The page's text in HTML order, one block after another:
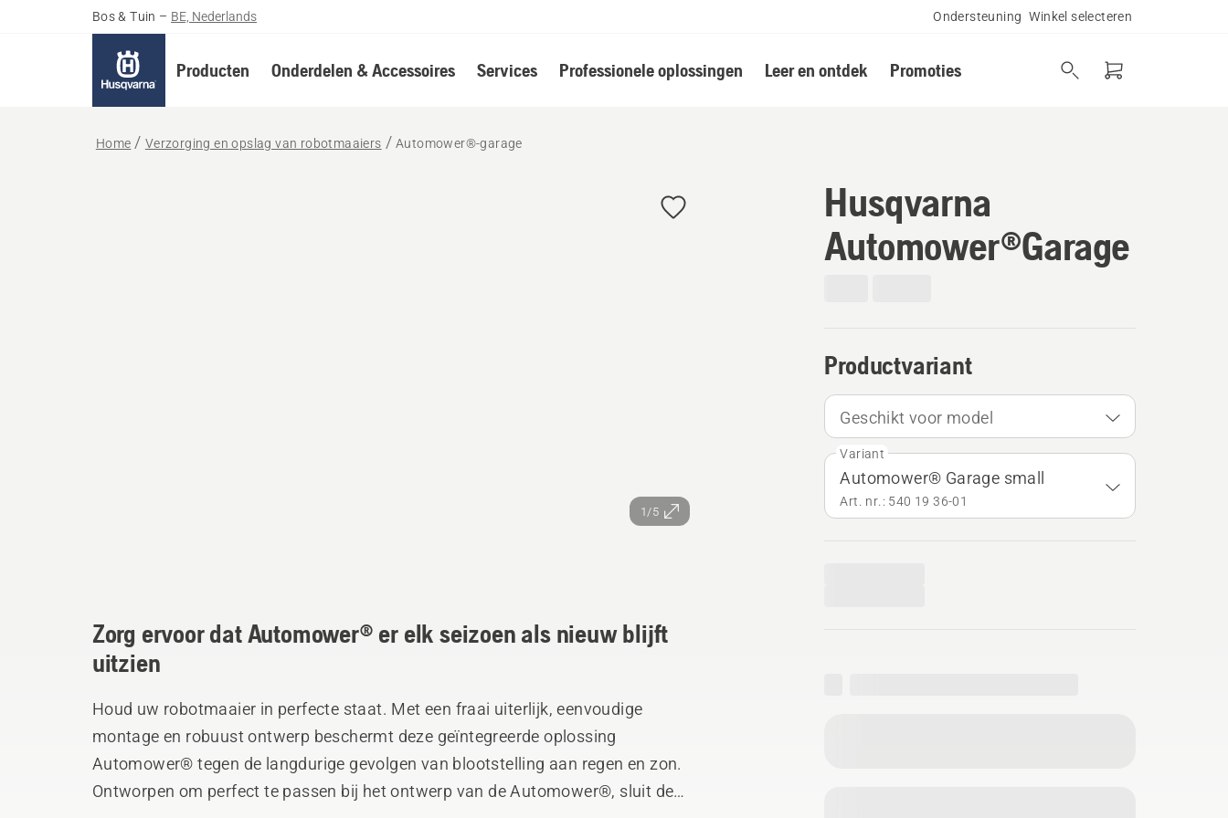
Bos & Tuin – BE, Nederlands Ondersteuning Winkel selecteren
Producten Onderdelen & Accessoires Services Professionele oplossingen Leer en ontdek Promoties
Home Verzorging en opslag van robotmaaiers Automower®-garage
1/5
Husqvarna
Automower®Garage
Productvariant
Geschikt voor model
Variant
Automower® Garage small
Art. nr.: 540 19 36‑01
Zorg ervoor dat Automower® er elk seizoen als nieuw blijft
uitzien
Houd uw robotmaaier in perfecte staat. Met een fraai uiterlijk, eenvoudige
montage en robuust ontwerp beschermt deze geïntegreerde oplossing
Automower® tegen de langdurige gevolgen van blootstelling aan regen en zon.
Ontworpen om perfect te passen bij het ontwerp van de Automower®, sluit de